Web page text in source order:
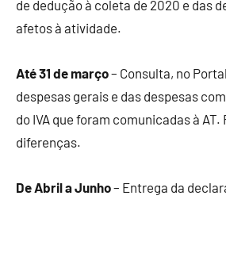
de dedução à coleta de 2020 e das
afetos à atividade.
Até 31 de março– Consulta, no
despesas gerais e das despesas
do IVA que foram comunicadas à
diferenças.
De Abril a Junho– Entrega da